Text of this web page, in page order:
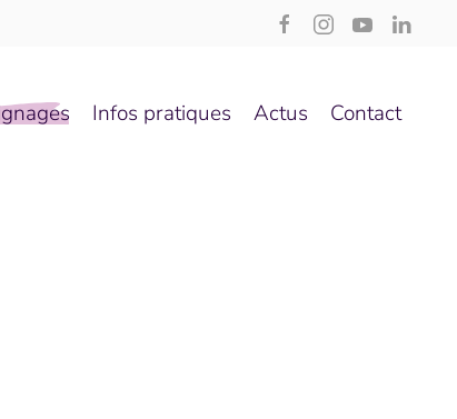
Infos pratiques Actus Contact